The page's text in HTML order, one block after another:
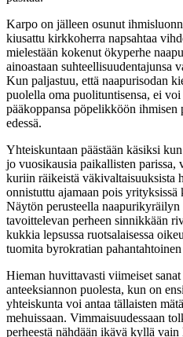
Karpo on jälleen osunut
kiusattu kirkkoherra napsahtaa
mielestään kokenut ökyperhe
ainoastaan suhteellisuudentajunsa
Kun paljastuu, että naapurisodan
puolella oma puolituntisensa, ei
pääkoppansa pöpelikköön
edessä.
Yhteiskuntaan päästään käsiksi
jo vuosikausia paikallisten parissa,
kuriin räikeistä väkivaltaisuuksista
onnistuttu ajamaan pois yrityksissä
Näytön perusteella naapurikyräilyn
tavoittelevan perheen sinnikkään
kukkia lepsussa ruotsalaisessa
tuomita byrokratian
Hieman huvittavasti viimeiset
anteeksiannon puolesta, kun on
yhteiskunta voi antaa tällaisten
mehuissaan. Vimmaisuudessaan
perheestä nähdään ikävä kyllä